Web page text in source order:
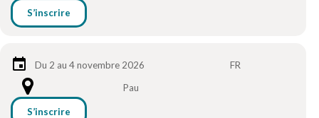
S’inscrire
Du 2 au 4 novembre 2026
FR
Pau
S’inscrire